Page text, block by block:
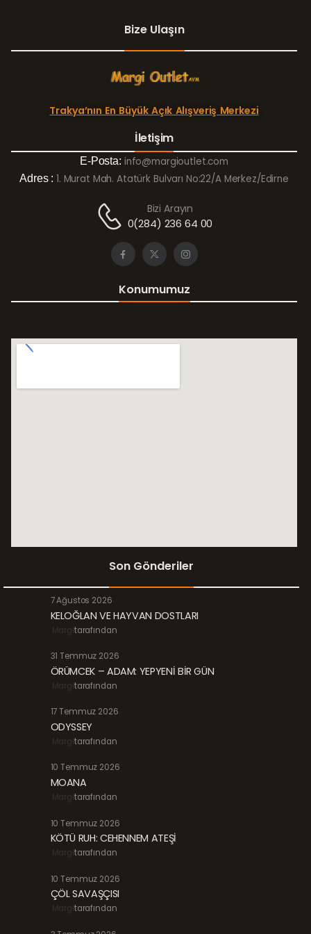
Bize Ulaşın
Trakya’nın En Büyük Açık Alışveriş Merkezi
İletişim
E-Posta: info@margioutlet.com
Adres : 1. Murat Mah. Atatürk Bulvarı No:22/A Merkez/Edirne
Bizi Arayın
0(284) 236 64 00
Konumumuz
Son Gönderiler
7 Ağustos 2026
KELOĞLAN VE HAYVAN DOSTLARI
Margitarafından
31 Temmuz 2026
ÖRÜMCEK – ADAM: YEPYENİ BİR GÜN
Margitarafından
17 Temmuz 2026
ODYSSEY
Margitarafından
10 Temmuz 2026
MOANA
Margitarafından
10 Temmuz 2026
KÖTÜ RUH: CEHENNEM ATEŞİ
Margitarafından
10 Temmuz 2026
ÇÖL SAVAŞÇISI
Margitarafından